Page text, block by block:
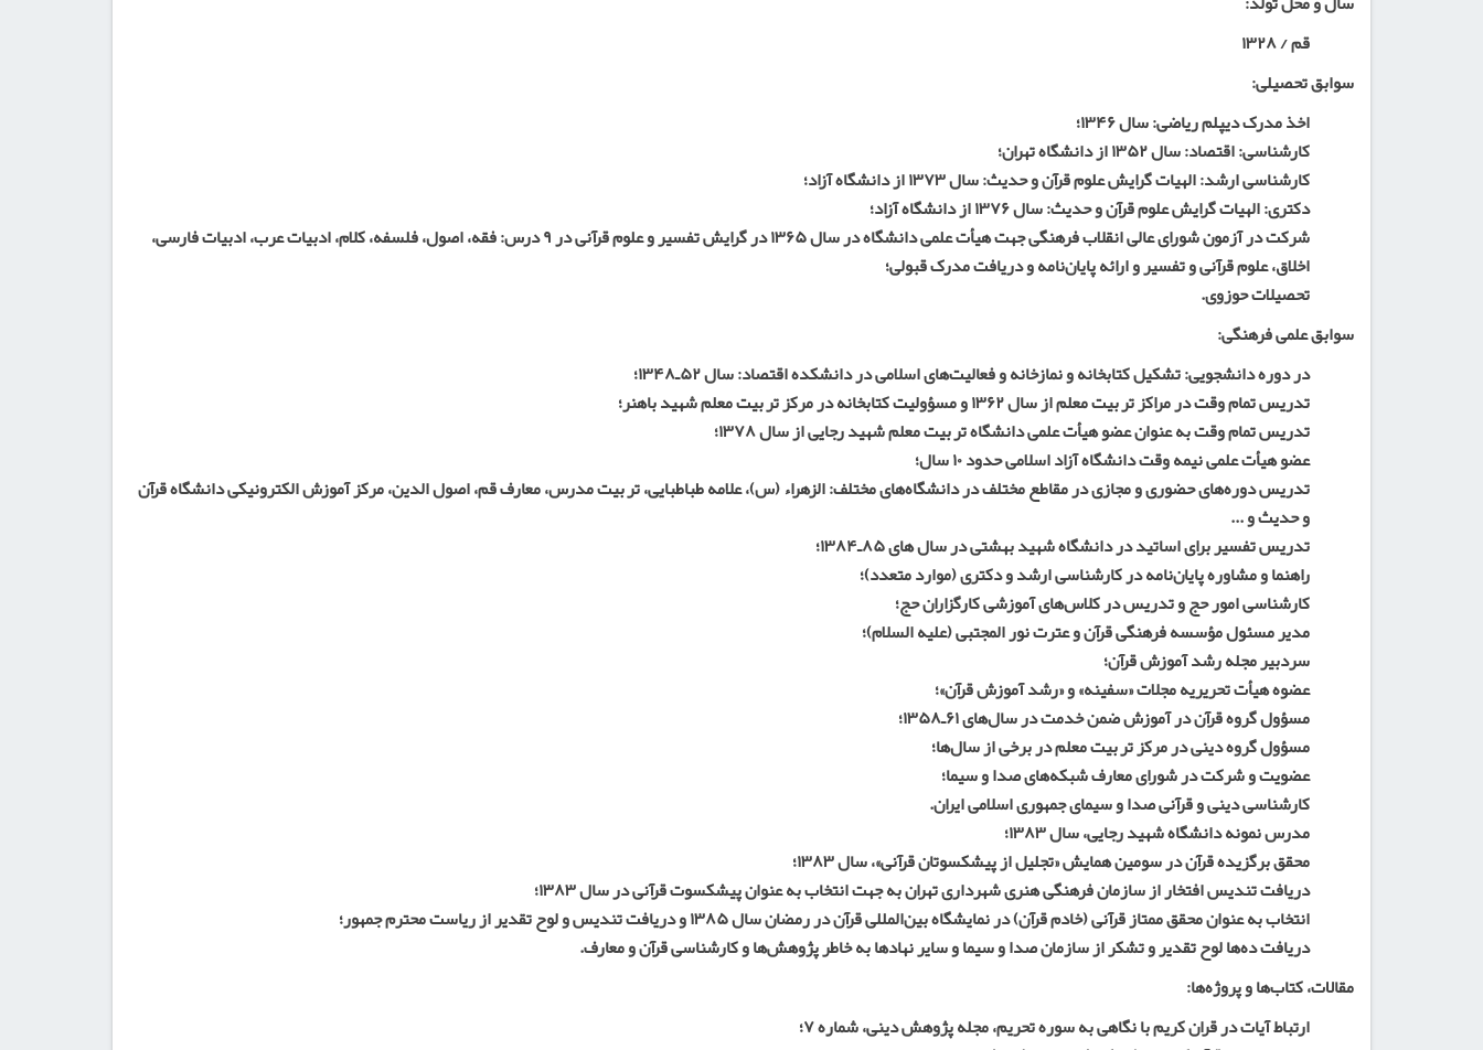
قم / ۱۳۲۸
سوابق تحصیلی:
اخذ مدرک دیپلم ریاضی: سال ۱۳۴۶؛
کارشناسی: اقتصاد: سال ۱۳۵۲ از دانشگاه تهران؛
کارشناسی ارشد: الهیات گرایش علوم قرآن و حدیث: سال ۱۳۷۳ از دانشگاه آزاد؛
دکتری: الهیات گرایش علوم قرآن و حدیث: سال ۱۳۷۶ از دانشگاه آزاد؛
شرکت در آزمون شورای عالی انقلاب فرهنگی جهت هیأت علمی دانشگاه در سال ۱۳۶۵ در گرایش تفسیر و علوم قرآنی در ۹ درس: فقه، اصول، فلسفه، کلام، ادبیات عرب، ادبیات فارسی،
اخلاق، علوم قرآنی و تفسیر و ارائه پایان‌نامه و دریافت مدرک قبولی؛
تحصیلات حوزوی.
سوابق علمی فرهنگی:
در دوره دانشجویی: تشکیل کتابخانه و نمازخانه و فعالیت‌های اسلامی در دانشکده اقتصاد: سال ۵۲ـ۱۳۴۸؛
تدریس تمام وقت در مراکز تربیت معلم از سال ۱۳۶۲ و مسؤولیت کتابخانه در مرکز تربیت معلم شهید باهنر؛
تدریس تمام وقت به عنوان عضو هیأت علمی دانشگاه تربیت معلم شهید رجایی از سال ۱۳۷۸؛
عضو هیأت علمی نیمه وقت دانشگاه آزاد اسلامی حدود ۱۰ سال؛
تدریس دوره‌های حضوری و مجازی در مقاطع مختلف در دانشگاه‌های مختلف: الزهراء (س)، علامه طباطبایی، تربیت مدرس، معارف قم، اصول الدین، مرکز آموزش الکترونیکی دانشگاه قرآن
و حدیث و ...
تدریس تفسیر برای اساتید در دانشگاه شهید بهشتی در سال های ۸۵ـ۱۳۸۴؛
راهنما و مشاوره پایان‌نامه در کارشناسی ارشد و دکتری (موارد متعدد)؛
کارشناسی امور حج و تدریس در کلاس‌های آموزشی کارگزاران حج؛
مدیر مسئول مؤسسه فرهنگی قرآن و عترت نور المجتبی (علیه السلام)؛
سردبیر مجله رشد آموزش قرآن؛
عضوه هیأت تحریریه مجلات «سفینه» و «رشد آموزش قرآن»؛
مسؤول گروه قرآن در آموزش ضمن خدمت در سال‌های ۶۱ـ۱۳۵۸؛
مسؤول گروه دینی در مرکز تربیت معلم در برخی از سال‌ها؛
عضویت و شرکت در شورای معارف شبکه‌های صدا و سیما؛
کارشناسی دینی و قرآنی صدا و سیمای جمهوری اسلامی ایران.
مدرس نمونه دانشگاه شهید رجایی، سال ۱۳۸۳؛
محقق برگزیده قرآن در سومین همایش «تجلیل از پیشکسوتان قرآنی»، سال ۱۳۸۳؛
دریافت تندیس افتخار از سازمان فرهنگی هنری شهرداری تهران به جهت انتخاب به عنوان پیشکسوت قرآنی در سال ۱۳۸۳؛
انتخاب به عنوان محقق ممتاز قرآنی (خادم قرآن) در نمایشگاه بین‌المللی قرآن در رمضان سال ۱۳۸۵ و دریافت تندیس و لوح تقدیر از ریاست محترم جمهور؛
دریافت ده‌ها لوح تقدیر و تشکر از سازمان صدا و سیما و سایر نهادها به خاطر پژوهش‌ها و کارشناسی قرآن و معارف.
مقالات، کتاب‌ها و پروژه‌ها:
ارتباط آیات در قران کریم با نگاهی به سوره تحریم، مجله پژوهش دینی، شماره ۷؛